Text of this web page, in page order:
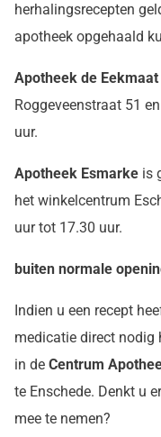
herhalingsrecepten
apotheek opgehaald
Apotheek de Eekmaat
Roggeveenstraat 51
uur.
Apotheek Esmarke is
het winkelcentrum
uur tot 17.30 uur.
buiten normale
Indien u een recept
medicatie direct nodig
in de Centrum
te Enschede. Denkt u
mee te nemen?